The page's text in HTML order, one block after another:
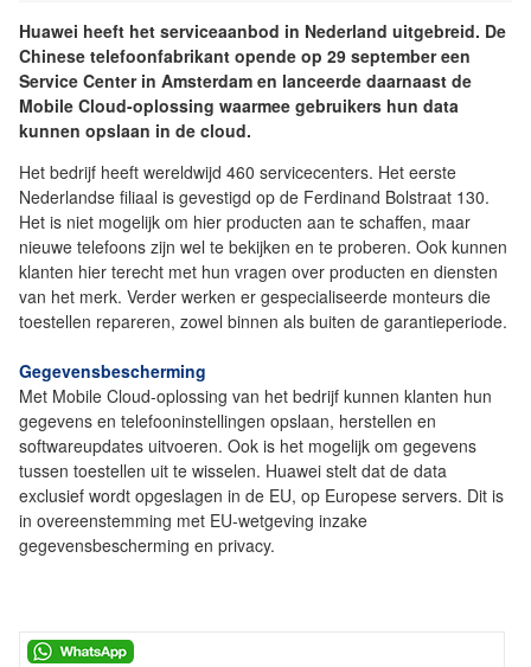
Huawei heeft het serviceaanbod in Nederland uitgebreid. De
Chinese telefoonfabrikant opende op 29 september een
Service Center in Amsterdam en lanceerde daarnaast de
Mobile Cloud-oplossing waarmee gebruikers hun data
kunnen opslaan in de cloud.
Het bedrijf heeft wereldwijd 460 servicecenters. Het eerste
Nederlandse filiaal is gevestigd op de Ferdinand Bolstraat 130.
Het is niet mogelijk om hier producten aan te schaffen, maar
nieuwe telefoons zijn wel te bekijken en te proberen. Ook kunnen
klanten hier terecht met hun vragen over producten en diensten
van het merk. Verder werken er gespecialiseerde monteurs die
toestellen repareren, zowel binnen als buiten de garantieperiode.
Gegevensbescherming
Met Mobile Cloud-oplossing van het bedrijf kunnen klanten hun
gegevens en telefooninstellingen opslaan, herstellen en
softwareupdates uitvoeren. Ook is het mogelijk om gegevens
tussen toestellen uit te wisselen. Huawei stelt dat de data
exclusief wordt opgeslagen in de EU, op Europese servers. Dit is
in overeenstemming met EU-wetgeving inzake
gegevensbescherming en privacy.